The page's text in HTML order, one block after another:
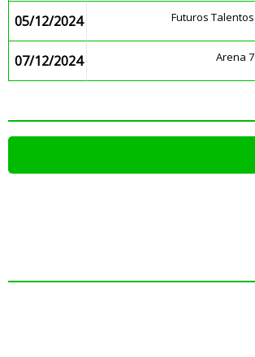
05/12/2024 Futuros Talentos
07/12/2024 Arena 7